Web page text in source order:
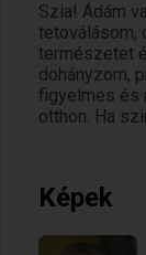
Szia! Ádám
tetoválásom,
természetet
dohányzom,
figyelmes és
otthon. Ha
Képek